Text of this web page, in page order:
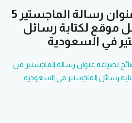
خدمة تصميم
خدمة إعداد رسائل
5 نصائح لصياغة عنوان رسالة الماجستير
موقع لكتابة رسائل
في السعودية
لصياغة عنوان رسالة الماجستير من
رسائل الماجستير في السعودية